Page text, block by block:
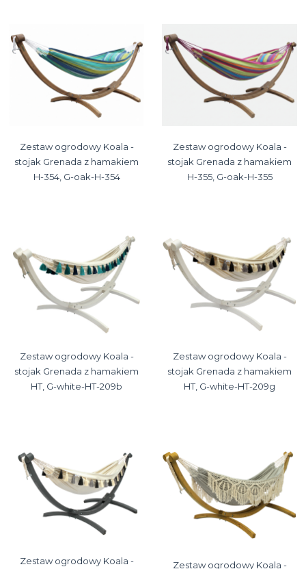
Zestaw ogrodowy Koala -
stojak Grenada z hamakiem
H-354, G-oak-H-354
Zestaw ogrodowy Koala -
stojak Grenada z hamakiem
H-355, G-oak-H-355
Zestaw ogrodowy Koala -
stojak Grenada z hamakiem
HT, G-white-HT-209b
Zestaw ogrodowy Koala -
stojak Grenada z hamakiem
HT, G-white-HT-209g
Zestaw ogrodowy Koala -
Zestaw ogrodowy Koala -